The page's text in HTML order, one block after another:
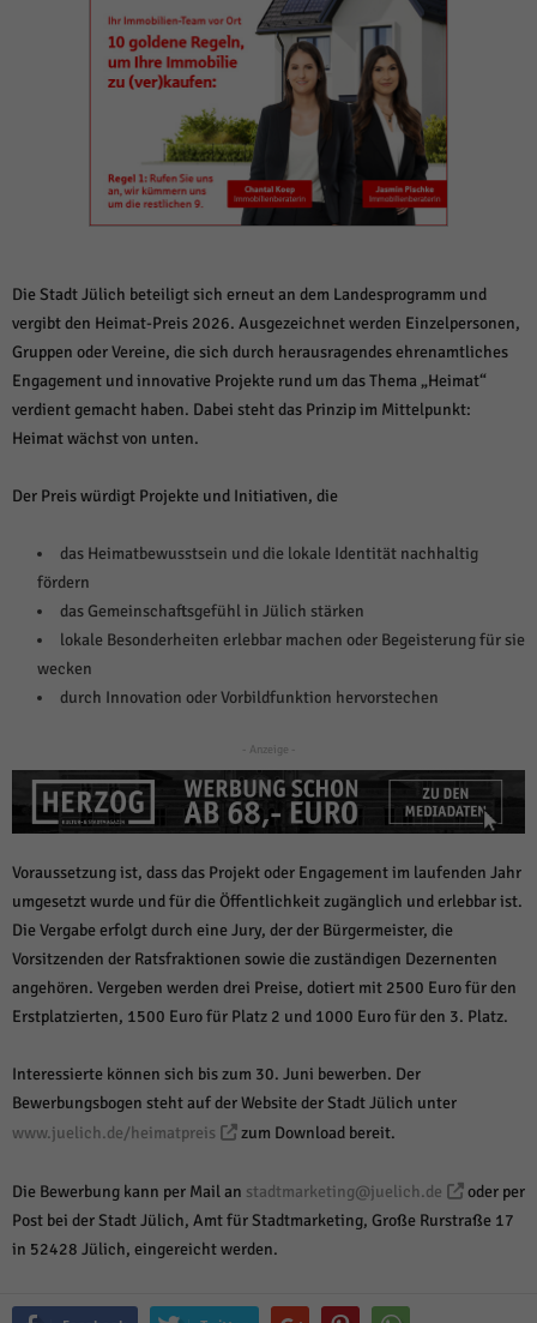
Die Stadt Jülich beteiligt sich erneut an dem Landesprogramm und
vergibt den Heimat-Preis 2026. Ausgezeichnet werden Einzelpersonen,
Gruppen oder Vereine, die sich durch herausragendes ehrenamtliches
Engagement und innovative Projekte rund um das Thema „Heimat“
verdient gemacht haben. Dabei steht das Prinzip im Mittelpunkt:
Heimat wächst von unten.
Der Preis würdigt Projekte und Initiativen, die
das Heimatbewusstsein und die lokale Identität nachhaltig
fördern
das Gemeinschaftsgefühl in Jülich stärken
lokale Besonderheiten erlebbar machen oder Begeisterung für sie
wecken
durch Innovation oder Vorbildfunktion hervorstechen
- Anzeige -
Voraussetzung ist, dass das Projekt oder Engagement im laufenden Jahr
umgesetzt wurde und für die Öffentlichkeit zugänglich und erlebbar ist.
Die Vergabe erfolgt durch eine Jury, der der Bürgermeister, die
Vorsitzenden der Ratsfraktionen sowie die zuständigen Dezernenten
angehören. Vergeben werden drei Preise, dotiert mit 2500 Euro für den
Erstplatzierten, 1500 Euro für Platz 2 und 1000 Euro für den 3. Platz.
Interessierte können sich bis zum 30. Juni bewerben. Der
Bewerbungsbogen steht auf der Website der Stadt Jülich unter
www.juelich.de/heimatpreis
zum Download bereit.
Die Bewerbung kann per Mail an stadtmarketing@juelich.de
oder per
Post bei der Stadt Jülich, Amt für Stadtmarketing, Große Rurstraße 17
in 52428 Jülich, eingereicht werden.
Alle akzeptieren Speichern und weiter
Zurück
Datenschutzeinstellungen
Essenziell (1)
Essenzielle Cookies ermöglichen grundlegende Funktionen und sind für die
einwandfreie Funktion der Website erforderlich.
Statistiken (1)
Statistik Cookies erfassen Informationen anonym. Diese Informationen helfen
uns zu verstehen, wie unsere Besucher unsere Website nutzen.
Cookie-Informationen anzeigen
Marketing-Cookies werden von Drittanbietern oder Publishern verwendet,
Externe Medien (6)
Inhalte von Videoplattformen und Social-Media-Plattformen werden
werden, bedarf der Zugriff auf diese Inhalte keiner manuellen Einwilligung
Cookie-Informationen anzeigen
powered by Borlabs Cookie Datenschutzerklärung Impressum